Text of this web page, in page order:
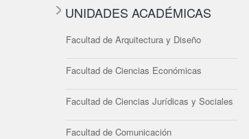
UNIDADES ACADÉMICAS
Facultad de Arquitectura y Diseño
Facultad de Ciencias Económicas
Facultad de Ciencias Jurídicas y Sociales
Facultad de Comunicación